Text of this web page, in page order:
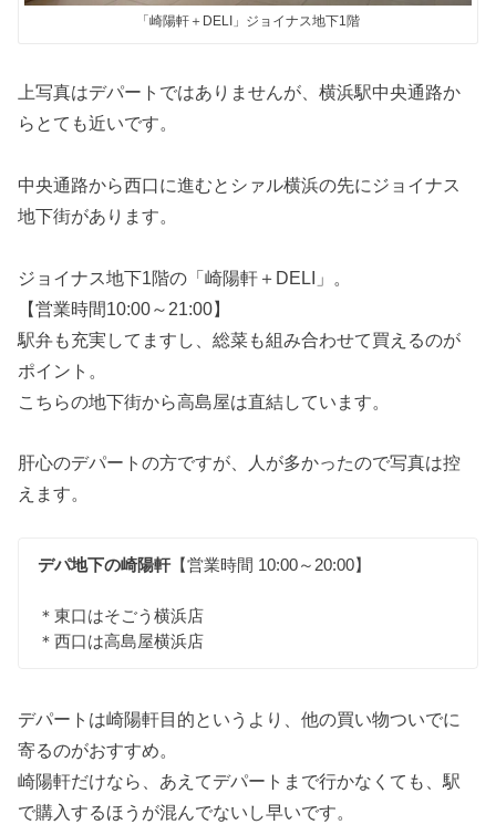
「崎陽軒＋DELI」ジョイナス地下1階
上写真はデパートではありませんが、横浜駅中央通路か
らとても近いです。
中央通路から西口に進むとシァル横浜の先にジョイナス
地下街があります。
ジョイナス地下1階の「崎陽軒＋DELI」。
【営業時間10:00～21:00】
駅弁も充実してますし、総菜も組み合わせて買えるのが
ポイント。
こちらの地下街から高島屋は直結しています。
肝心のデパートの方ですが、人が多かったので写真は控
えます。
デパ地下の崎陽軒【営業時間 10:00～20:00】
＊東口はそごう横浜店
＊西口は高島屋横浜店
デパートは崎陽軒目的というより、他の買い物ついでに
寄るのがおすすめ。
崎陽軒だけなら、あえてデパートまで行かなくても、駅
で購入するほうが混んでないし早いです。